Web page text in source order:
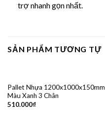
trợ nhanh gọn nhất.
SẢN PHẨM TƯƠNG TỰ
Pallet Nhựa 1200x1000x150mm
Màu Xanh 3 Chân
510.000₫